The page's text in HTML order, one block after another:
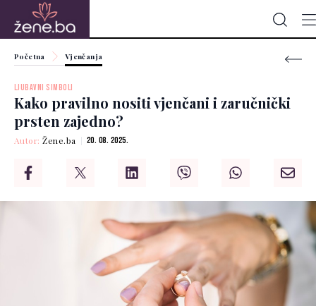
Početna Vjenčanja
LJUBAVNI SIMBOLI
Kako pravilno nositi vjenčani i zaručnički
prsten zajedno?
Autor:Žene.ba 20. 08. 2025.